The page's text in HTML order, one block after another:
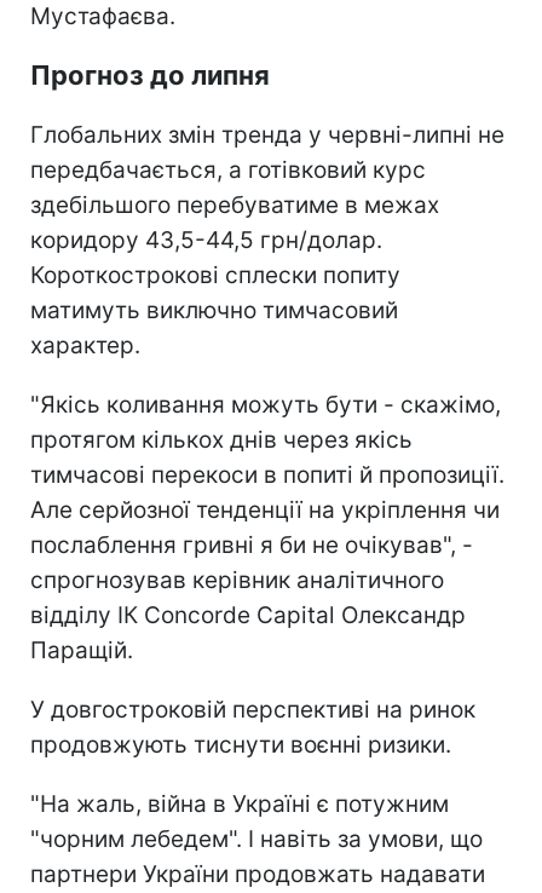
Мустафаєва.
Прогноз до липня
Глобальних змін тренда у червні-липні не
передбачається, а готівковий курс
здебільшого перебуватиме в межах
коридору 43,5-44,5 грн/долар.
Короткострокові сплески попиту
матимуть виключно тимчасовий
характер.
"Якісь коливання можуть бути - скажімо,
протягом кількох днів через якісь
тимчасові перекоси в попиті й пропозиції.
Але серйозної тенденції на укріплення чи
послаблення гривні я би не очікував", -
спрогнозував керівник аналітичного
відділу ІК Concorde Capital Олександр
Паращій.
У довгостроковій перспективі на ринок
продовжують тиснути воєнні ризики.
"На жаль, війна в Україні є потужним
"чорним лебедем". І навіть за умови, що
партнери України продовжать надавати